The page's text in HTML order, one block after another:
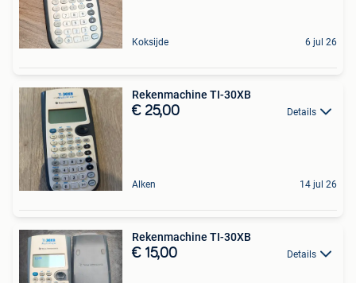
Koksijde 6 jul 26
Rekenmachine TI-30XB
€ 25,00 Details
Alken 14 jul 26
Rekenmachine TI-30XB
€ 15,00 Details